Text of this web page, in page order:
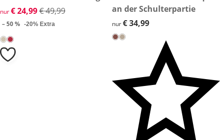
reduzierter Preis € 24,99, vorheriger Preis: € 49,99
nur€ 24,99€ 49,99
– 50 % -20% Extra
an der Schulterpartie
€ 34,99
nur€ 34,99